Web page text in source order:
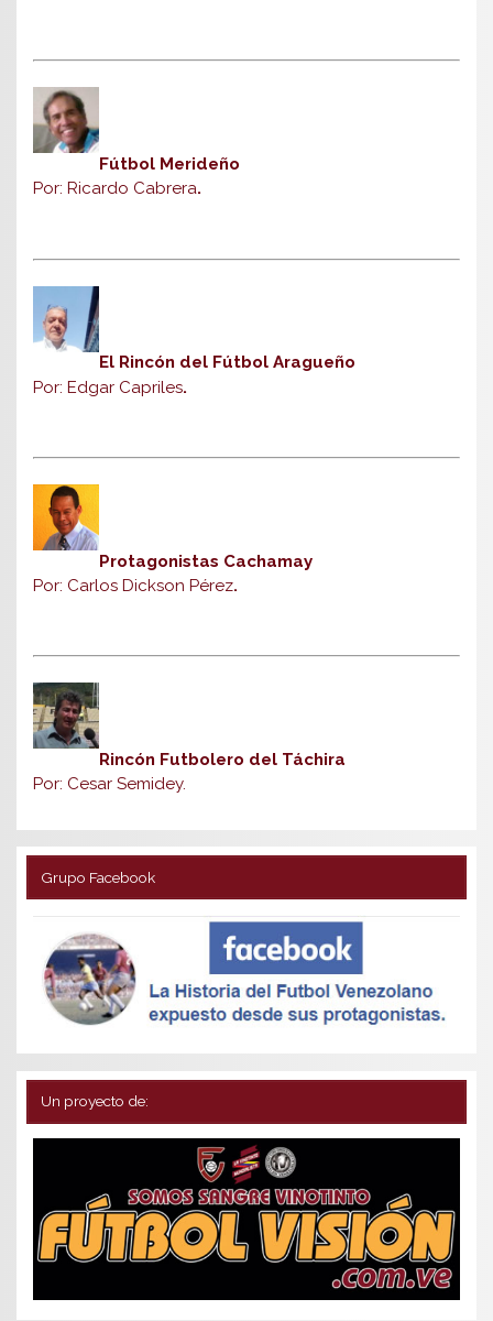
Fútbol Merideño
Por: Ricardo Cabrera.
El Rincón del Fútbol Aragueño
Por: Edgar Capriles.
Protagonistas Cachamay
Por: Carlos Dickson Pérez.
Rincón Futbolero del Táchira
Por: Cesar Semidey.
Grupo Facebook
Un proyecto de: